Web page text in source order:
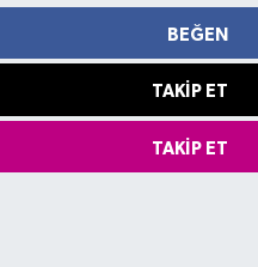
BEĞEN
TAKIP ET
TAKIP ET